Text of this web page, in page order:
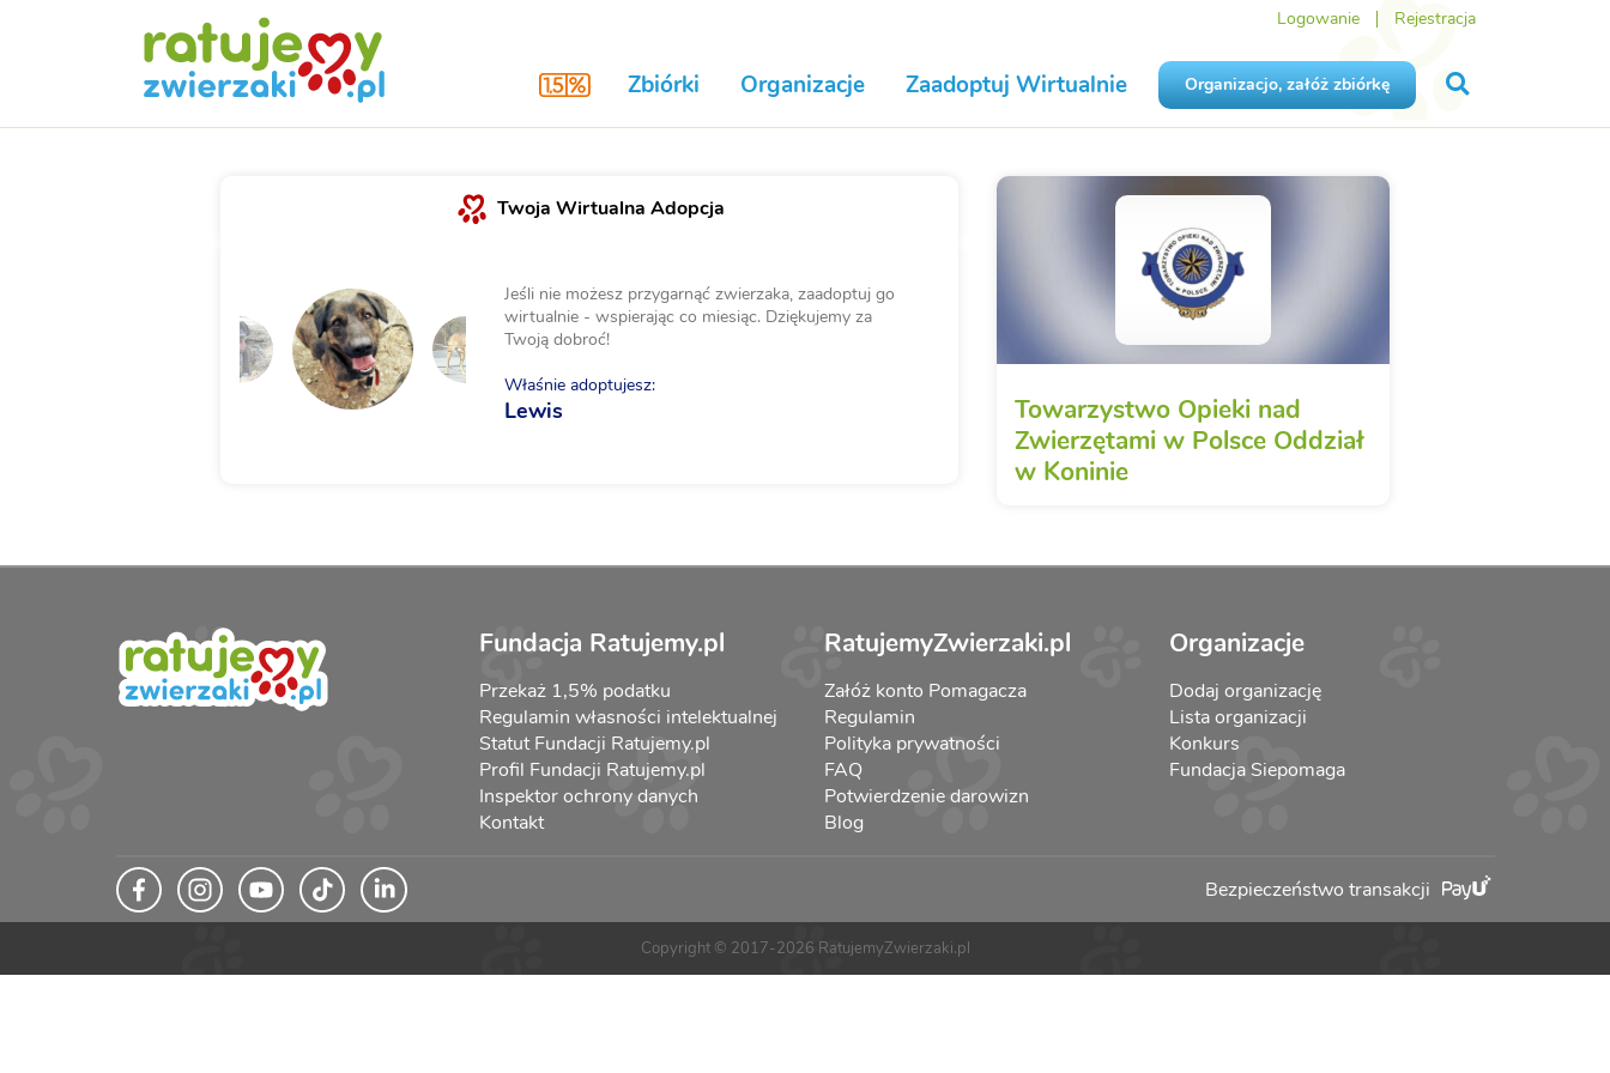
Logowanie Rejestracja
Zbiórki Organizacje Zaadoptuj Wirtualnie Organizacjo, załóż zbiórkę
Twoja Wirtualna Adopcja
Jeśli nie możesz przygarnąć zwierzaka, zaadoptuj go
wirtualnie - wspierając co miesiąc. Dziękujemy za
Twoją dobroć!
Właśnie adoptujesz:
Lewis
Towarzystwo Opieki nad
Zwierzętami w Polsce Oddział
w Koninie
Fundacja Ratujemy.pl
Przekaż 1,5% podatku
Regulamin własności intelektualnej
Statut Fundacji Ratujemy.pl
Profil Fundacji Ratujemy.pl
Inspektor ochrony danych
Kontakt
RatujemyZwierzaki.pl
Załóż konto Pomagacza
Regulamin
Polityka prywatności
FAQ
Potwierdzenie darowizn
Blog
Organizacje
Dodaj organizację
Lista organizacji
Konkurs
Fundacja Siepomaga
Bezpieczeństwo transakcji
Copyright © 2017-2026 RatujemyZwierzaki.pl